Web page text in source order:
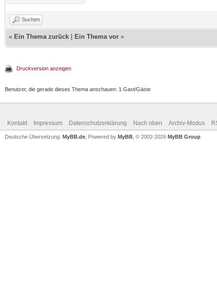
Suchen
« Ein Thema zurück Ein Thema vor »
Druckversion anzeigen
Benutzer, die gerade dieses Thema anschauen: 1 Gast/Gäste
Kontakt Impressum Datenschutzerklärung Nach oben Archiv-Modus
Deutsche Übersetzung: MyBB.de , Powered by MyBB , © 2002-2026 MyBB Group